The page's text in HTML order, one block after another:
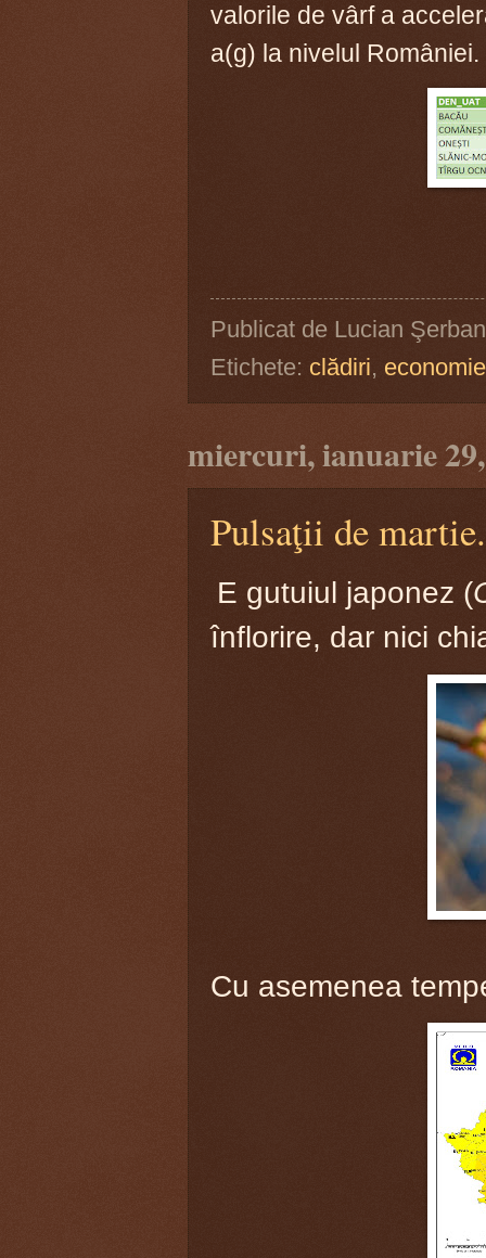
valorile de vârf a
a(g) la nivelul României.
Publicat de Lucian Şerban
Etichete: clădiri, economie
miercuri, ianuarie
Pulsaţii de
E gutuiul japonez (
înflorire, dar nici
Cu asemenea